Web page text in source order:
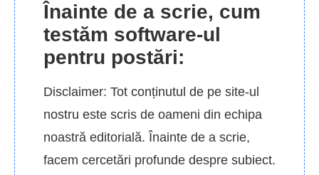
Înainte de a scrie, cum
testăm software-ul
pentru postări:
Disclaimer: Tot conținutul de pe site-ul
nostru este scris de oameni din echipa
noastră editorială. Înainte de a scrie,
facem cercetări profunde despre subiect.